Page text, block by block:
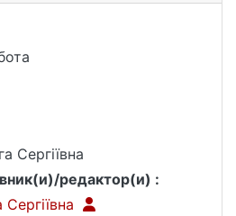
Сергіївна
редактор(и) :